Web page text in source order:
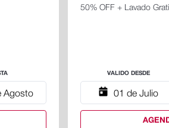
Agosto
50% OFF + Lavado
VALIDO DESDE
01 de Julio